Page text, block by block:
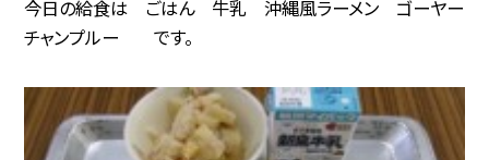
今日の給食は ごはん 牛乳 沖縄風ラーメン ゴーヤー
チャンプルー です。